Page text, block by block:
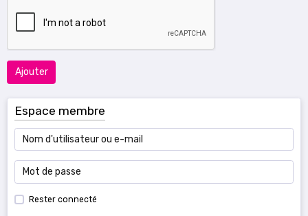
Ajouter
Espace membre
Rester connecté